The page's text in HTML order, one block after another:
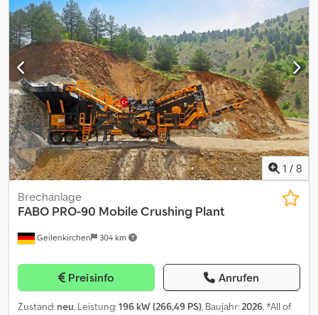
Chassis with axles and tires • Fully Automation System • Easy
walking platforms for maintenance • Diesel Generator (Optional)
*All of our products are made with care and covered for 1 year
warranty! *Installation and Operator Training FREE FOR FURTHER
INFORMATION PLEASE FEEL FREE TO CALL US!!!
1 / 8
Geilenkirchen 304 km
Brechanlage
FABO PRO-90 Mobile Crushing Plant
Preisinfo Anrufen
Zustand: neu, Leistung:196 kW (266,49 PS), Baujahr:2026, *All of